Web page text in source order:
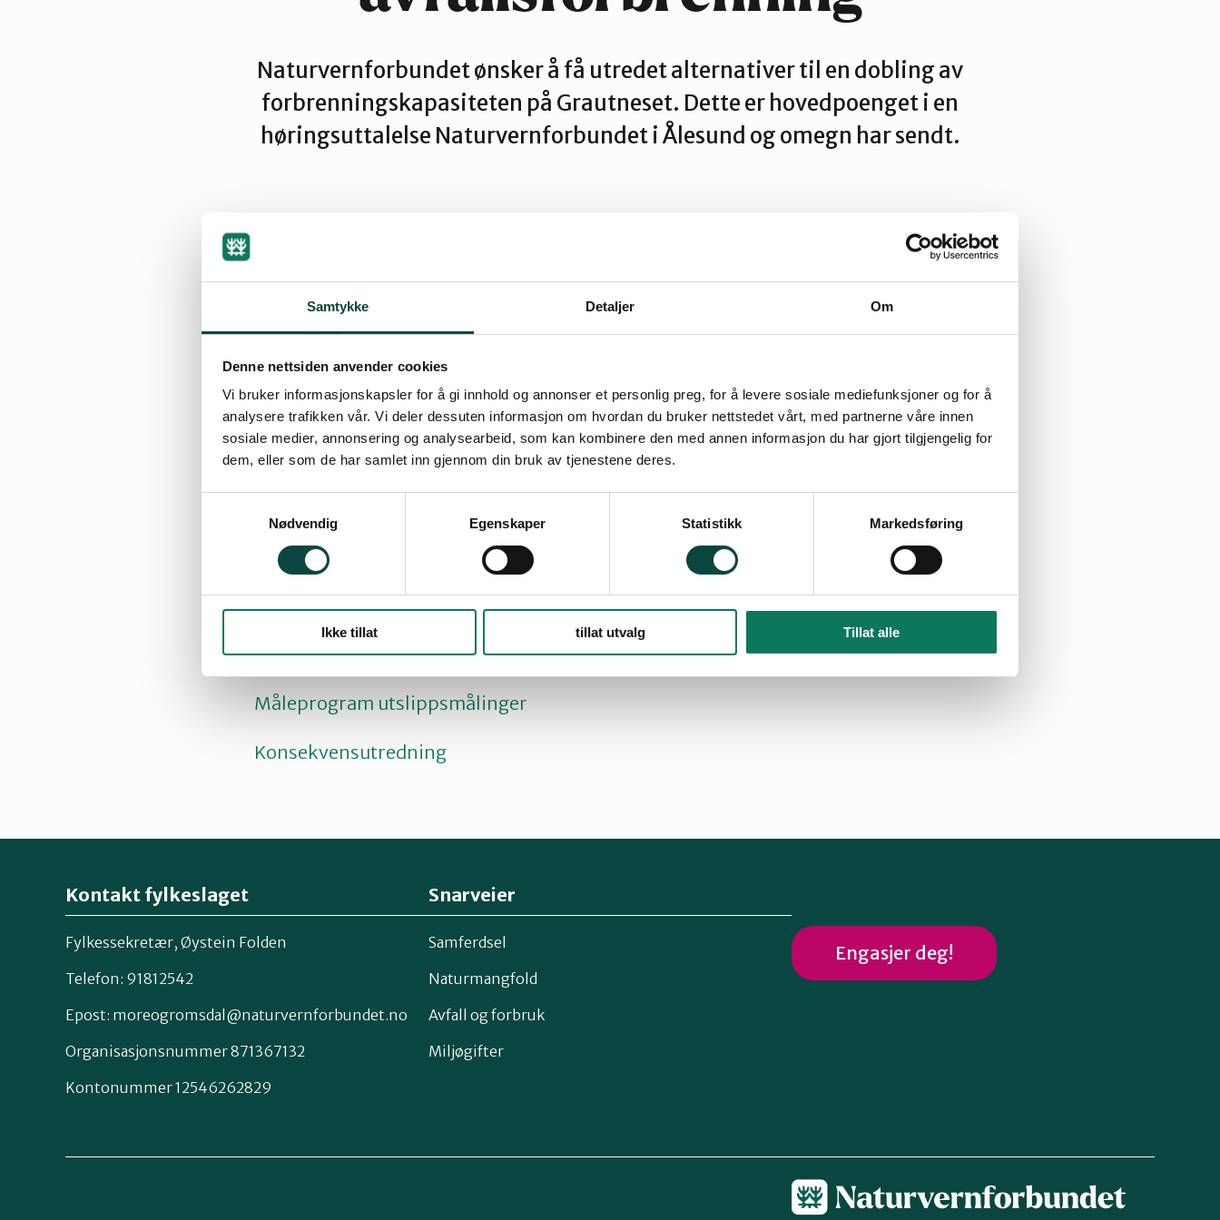
Samtykke Detaljer Om
Denne nettsiden anvender cookies
Vi bruker informasjonskapsler for å gi innhold og annonser et personlig preg, for å levere sosiale mediefunksjoner og for å
analysere trafikken vår. Vi deler dessuten informasjon om hvordan du bruker nettstedet vårt, med partnerne våre innen
sosiale medier, annonsering og analysearbeid, som kan kombinere den med annen informasjon du har gjort tilgjengelig for
dem, eller som de har samlet inn gjennom din bruk av tjenestene deres.
Nødvendig
Egenskaper Statistikk Markedsføring
Ikke tillat tillat utvalg Tillat alle
Naturvernforbundet ønsker å få utredet alternativer til en dobling av
forbrenningskapasiteten på Grautneset. Dette er hovedpoenget i en
høringsuttalelse Naturvernforbundet i Ålesund og omegn har sendt.
13.11.2005 20:17
I uttalelsen er lokallaget av Norges Naturvernforbund også kritisk til at Tafjord
kraftvarme ikke vil utrede ytterligere reduksjon i utslippene sine.
Les uttalelsen fra Naturvernforbundet i Ålesund og omegn
Saksframlegg Ålesund kommune
Søknad om utsleppsløyve
Måleprogram utslippsmålinger
Konsekvensutredning
Kontakt fylkeslaget
Fylkessekretær, Øystein Folden
Telefon: 91812542
Epost: moreogromsdal@naturvernforbundet.no
Organisasjonsnummer 871367132
Kontonummer 12546262829
Snarveier
Samferdsel
Naturmangfold
Avfall og forbruk
Miljøgifter
Engasjer deg!